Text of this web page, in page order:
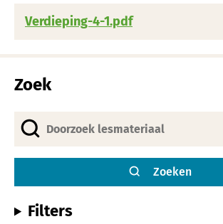
Verdieping-4-1.pdf
Zoek
Zoeken
Filters